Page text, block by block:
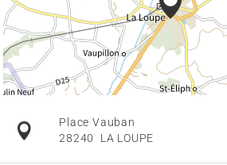
Place Vauban
28240
LA LOUPE